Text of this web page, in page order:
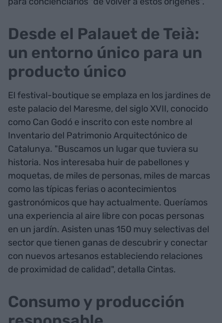
Desde el Palauet de Teià:
un entorno único para un
producto único
El festival-boutique se emplaza en los jardines de
este palacio del Maresme, del siglo XVII, conocido
como Can Godó e inscrito con este nombre al
Inventario del Patrimonio Arquitectónico de
Catalunya. "Buscamos un lugar que tuviera su
historia. Nos interesaba huir de pabellones y
moquetas, de miles de personas, miles de marcas
como las típicas ferias o acontecimientos
gastronómicos que hay actualmente. Queríamos
una experiencia al aire libre con pocas personas
en un jardín. Asisten unas 150 muy selectivas del
sector que tienen ganas de descubrir y conectar
con nuevos artesanos estableciendo relaciones
de proximidad de calidad", detalla Cintas.
Consumo y producción